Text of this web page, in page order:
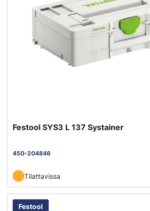
Festool SYS3 L 137 Systainer
450-204846
Tilattavissa
Festool